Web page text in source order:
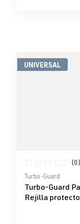
UNIVERSAL
Calificación
(0)
Turbo-Guard
Turbo-Guard
Rejilla